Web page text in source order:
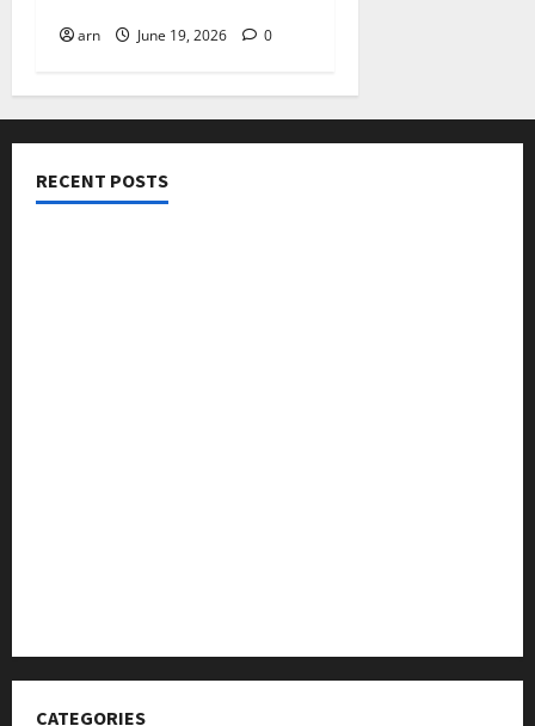
arn June 19, 2026 0
RECENT POSTS
CATEGORIES